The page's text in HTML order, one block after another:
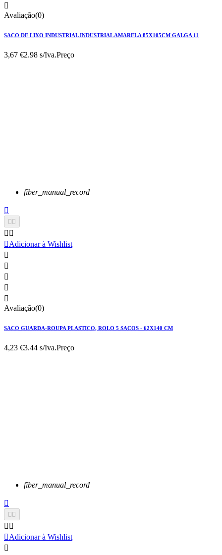

Avaliação(0)
SACO DE LIXO INDUSTRIAL INDUSTRIAL AMARELA 85X105CM GALGA 11
3,67 €2.98 s/Iva.Preço
fiber_manual_record

 
 
Adicionar à Wishlist





Avaliação(0)
SACO GUARDA-ROUPA PLASTICO, ROLO 5 SACOS - 62X140 CM
4,23 €3.44 s/Iva.Preço
fiber_manual_record

 
 
Adicionar à Wishlist
